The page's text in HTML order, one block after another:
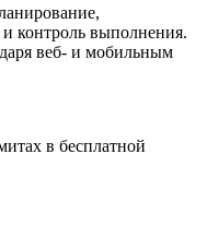
контроль выполнения.
веб- и мобильным
в бесплатной